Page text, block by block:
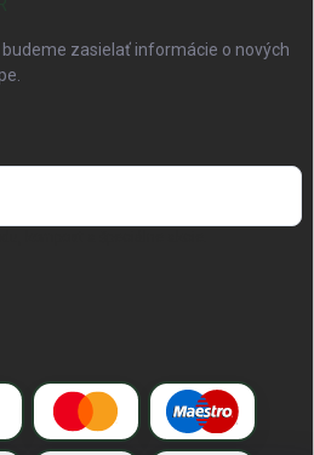
zasielať informácie o nových